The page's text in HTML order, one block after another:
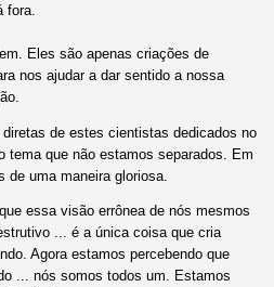
fora.
Eles são apenas criações de
nos ajudar a dar sentido a nossa
de estes cientistas dedicados no
tema que não estamos separados. Em
uma maneira gloriosa.
essa visão errônea de nós mesmos
... é a única coisa que cria
Agora estamos percebendo que
... nós somos todos um. Estamos